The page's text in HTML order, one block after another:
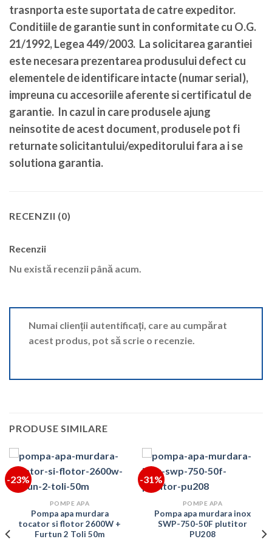
trasnporta este suportata de catre expeditor.
Conditiile de garantie sunt in conformitate cu O.G.
21/1992, Legea 449/2003. La solicitarea garantiei
este necesara prezentarea produsului defect cu
elementele de identificare intacte (numar serial),
impreuna cu accesoriile aferente si certificatul de
garantie. In cazul in care produsele ajung
neinsotite de acest document, produsele pot fi
returnate solicitantului/expeditorului fara a i se
solutiona garantia.
RECENZII (0)
Recenzii
Nu există recenzii până acum.
Numai clienții autentificați, care au cumpărat
acest produs, pot să scrie o recenzie.
PRODUSE SIMILARE
-23%
POMPE APA
Pompa apa murdara
tocator si flotor 2600W +
Furtun 2 Toli 50m
-31%
POMPE APA
Pompa apa murdara inox
SWP-750-50F plutitor
PU208